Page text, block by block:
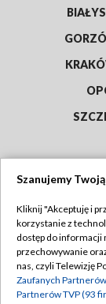
Abonament
Emisja w TVP
Szanujemy
Kliknij "Akceptuję i
korzystanie z
dostęp do informacji
przechowywanie
nas, czyli Telewizję
Zaufanych
Partnerów TVP (93